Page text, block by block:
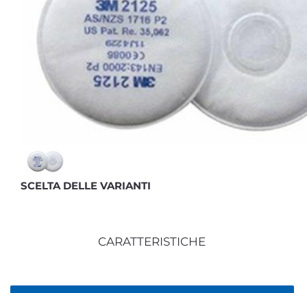
SCELTA DELLE VARIANTI
CARATTERISTICHE